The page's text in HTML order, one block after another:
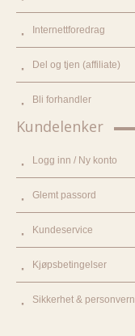
Internettforedrag
Del og tjen (affiliate)
Bli forhandler
Kundelenker
Logg inn / Ny konto
Glemt passord
Kundeservice
Kjøpsbetingelser
Sikkerhet & personvern